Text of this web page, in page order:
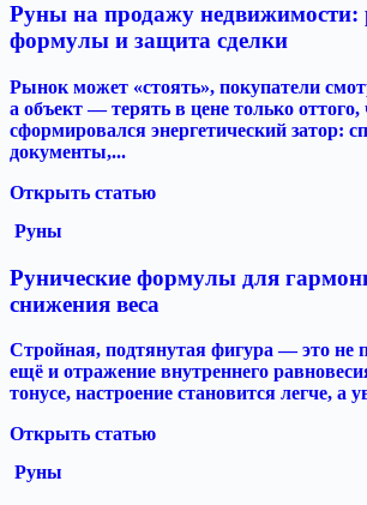
Руны на продажу недвижимости:
формулы и защита сделки
Рынок может «стоять», покупатели
а объект — терять в цене только оттого,
сформировался энергетический затор:
документы,...
Открыть статью
Руны
Рунические формулы для
снижения веса
Стройная, подтянутая фигура — это не
ещё и отражение внутреннего
тонусе, настроение становится легче, а
Открыть статью
Руны